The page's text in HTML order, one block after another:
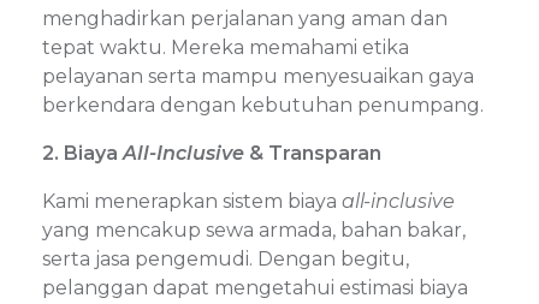
menghadirkan perjalanan yang aman dan
tepat waktu. Mereka memahami etika
pelayanan serta mampu menyesuaikan gaya
berkendara dengan kebutuhan penumpang.
2. BiayaAll-Inclusive & Transparan
Kami menerapkan sistem biaya all-inclusive
yang mencakup sewa armada, bahan bakar,
serta jasa pengemudi. Dengan begitu,
pelanggan dapat mengetahui estimasi biaya